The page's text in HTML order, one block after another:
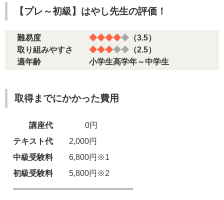
【プレ～初級】はやし先生の評価！
難易度 ◆◆◆◆◆ （3.5）
取り組みやすさ ◆◆◆◆◆ （2.5）
適年齢 小学生高学年～中学生
取得までにかかった費用
講座代 0円
テキスト代 2,000円
中級受験料6,800円※1
初級受験料5,800円※2
━━━━━━━━━━━━━━━